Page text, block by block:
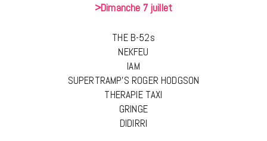
>Dimanche 7 juillet
THE B-52s
NEKFEU
IAM
SUPERTRAMP’S ROGER HODGSON
THERAPIE TAXI
GRINGE
DIDIRRI